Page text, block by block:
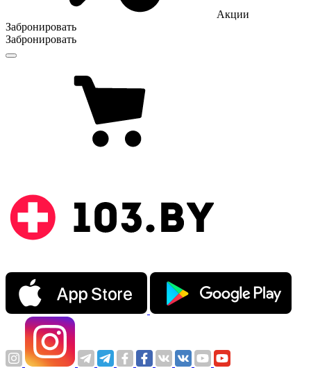
Акции
Забронировать
Забронировать